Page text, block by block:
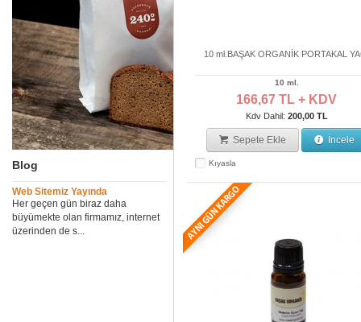
Blog
Web Sitemiz Yayında
Her geçen gün biraz daha
büyümekte olan firmamız, internet
üzerinden de s...
10 ml.BAŞAK ORGANİK PORTAKAL
10 ml.
166,67 TL + KDV
Kdv Dahil: 200,00 TL
Sepete Ekle İncele
Kıyasla